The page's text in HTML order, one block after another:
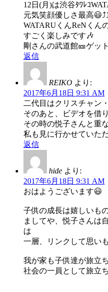
12日(月)は渋谷ﾀﾜﾚｺ
元気笑顔優しさ最高
WATARUくんReNくん
すごく楽しみです🎶
剛さんの武道館🎫ゲッ
返信
REIKO より:
2017年6月18日 9:31 AM
二代目はクリスチャン
そのあと、ビデオを借
その時の悦子さんと重
私も見に行かせていた
返信
hide より:
2017年6月18日 9:31 AM
おはようございます😃
子供の成長は嬉しいも
ましてや、悦子さんは
は
一層、リンクして思い
我が家も子供達が旅立
社会の一員として旅立ち